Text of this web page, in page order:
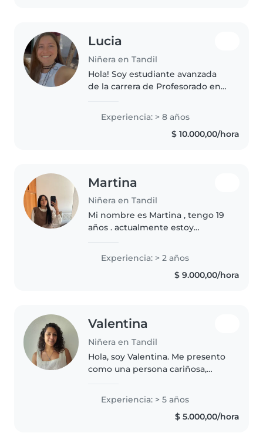
Lucia
Niñera en Tandil
Hola! Soy estudiante avanzada
de la carrera de Profesorado en
el cuidado de niños,
Experiencia: > 8 años
$ 10.000,00/hora
Martina
Niñera en Tandil
Mi nombre es Martina , tengo 19
años . actualmente estoy
primaria en turno nocturno , por
eso mi disponibilidad es de
mañana - medio día , inclusive
Experiencia: > 2 años
$ 9.000,00/hora
Valentina
Niñera en Tandil
Hola, soy Valentina. Me presento
como una persona cariñosa,
Disfruto compartir tiempo con
niños, acompañarlos en sus
actividades y crear un ambiente
Experiencia: > 5 años
$ 5.000,00/hora